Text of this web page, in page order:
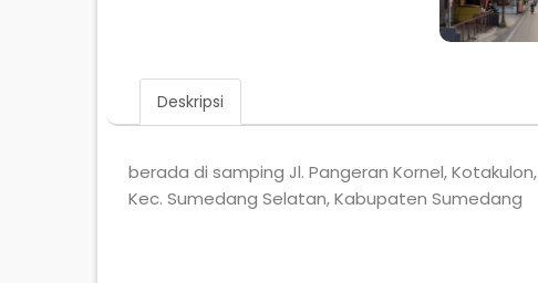
Deskripsi
berada di samping Jl. Pangeran Kornel, Kotakulon,
Kec. Sumedang Selatan, Kabupaten Sumedang